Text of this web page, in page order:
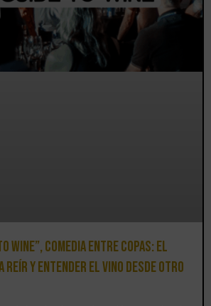
Wine”, comedia entre copas: el
reír y entender el vino desde otro